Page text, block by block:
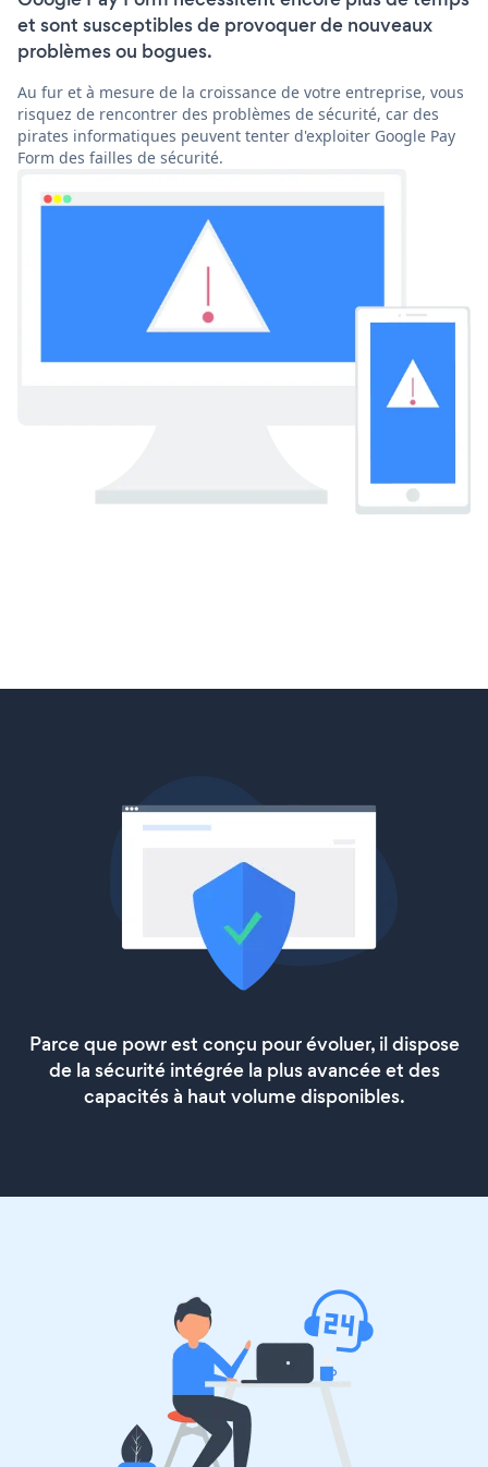
et sont susceptibles de provoquer de nouveaux
problèmes ou bogues.
Au fur et à mesure de la croissance de votre entreprise, vous
risquez de rencontrer des problèmes de sécurité, car des
pirates informatiques peuvent tenter d'exploiter Google Pay
Form des failles de sécurité.
Parce que powr est conçu pour évoluer, il dispose
de la sécurité intégrée la plus avancée et des
capacités à haut volume disponibles.